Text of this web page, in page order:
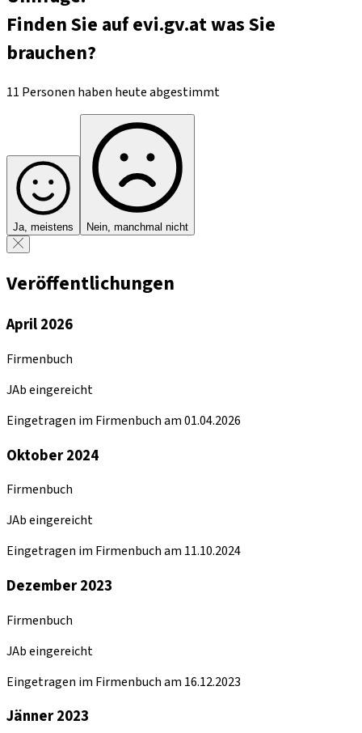
Finden Sie auf evi.gv.at was Sie
brauchen?
11 Personen haben heute abgestimmt
Ja, meistens Nein, manchmal nicht
Veröffentlichungen
April 2026
Firmenbuch
JAb eingereicht
Eingetragen im Firmenbuch am 01.04.2026
Oktober 2024
Firmenbuch
JAb eingereicht
Eingetragen im Firmenbuch am 11.10.2024
Dezember 2023
Firmenbuch
JAb eingereicht
Eingetragen im Firmenbuch am 16.12.2023
Jänner 2023